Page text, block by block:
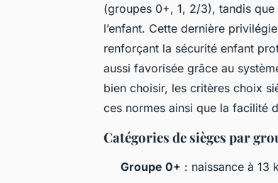
(groupes 0+, 1, 2/3), tandis
l’enfant. Cette dernière
renforçant la sécurité enfant
aussi favorisée grâce au
bien choisir, les critères choix
ces normes ainsi que la facilité
Catégories de sièges par
Groupe 0+ : naissance à 13